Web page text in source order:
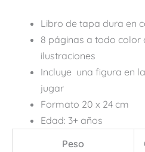
Libro de tapa dura en
8 páginas a todo color
ilustraciones
Incluye una figura en
jugar
Formato 20 x 24 cm
Edad: 3+ años
Peso